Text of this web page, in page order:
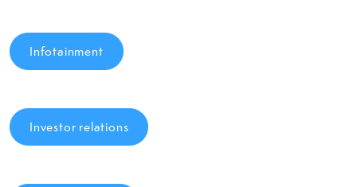
Infotainment
Investor relations